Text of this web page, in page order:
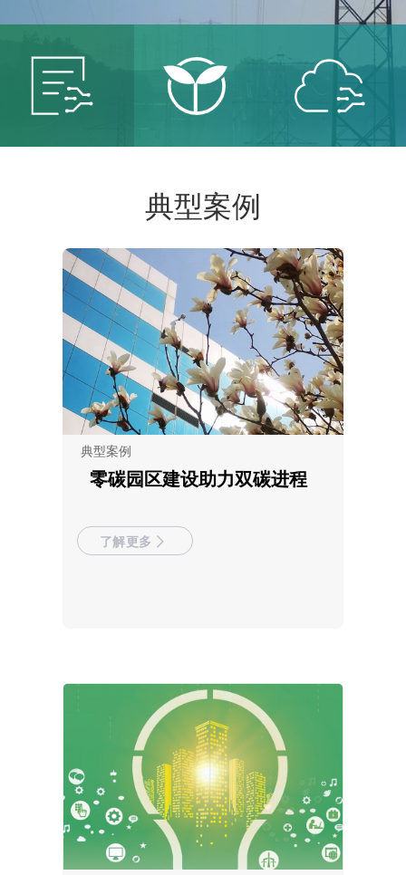
服务智
能电网
共创低
碳未来
智慧
保卫青
山绿水
共建美
丽中国
建设智
慧城市
共享智
能生活
典型案例
典型案例
零碳园区建设助力双碳进程
了解更多